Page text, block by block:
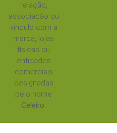
relação,
associação ou
vínculo com a
marca, lojas
físicas ou
entidades
comerciais
designadas
pelo nome
Celeiro.